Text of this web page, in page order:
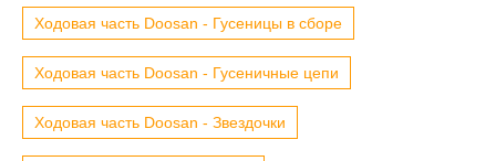
Ходовая часть Doosan - Гусеницы в сборе
Ходовая часть Doosan - Гусеничные цепи
Ходовая часть Doosan - Звездочки